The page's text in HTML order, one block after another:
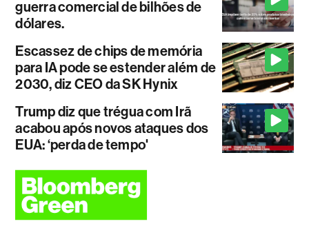
guerra comercial de bilhões de
dólares.
Escassez de chips de memória
para IA pode se estender além de
2030, diz CEO da SK Hynix
Trump diz que trégua com Irã
acabou após novos ataques dos
EUA: ‘perda de tempo'